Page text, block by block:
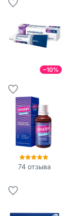
−10%
74 отзыва